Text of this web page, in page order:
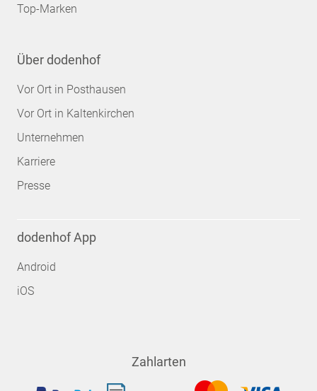
Top-Marken
Über dodenhof
Vor Ort in Posthausen
Vor Ort in Kaltenkirchen
Unternehmen
Karriere
Presse
dodenhof App
Android
iOS
Zahlarten